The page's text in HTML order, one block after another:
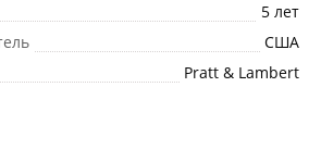
5 лет
США
Pratt & Lambert